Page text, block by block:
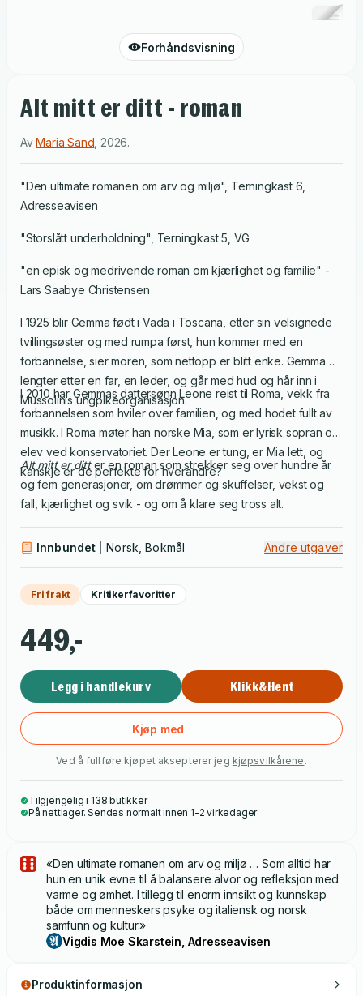
Forhåndsvisning
Alt mitt er ditt - roman
AvMaria Sand 2026.
"Den ultimate romanen om arv og miljø", Terningkast 6,
Adresseavisen
"Storslått underholdning", Terningkast 5, VG
"en episk og medrivende roman om kjærlighet og familie" -
Lars Saabye Christensen
I 1925 blir Gemma født i Vada i Toscana, etter sin velsignede
tvillingsøster og med rumpa først, hun kommer med en
forbannelse, sier moren, som nettopp er blitt enke. Gemma
lengter etter en far, en leder, og går med hud og hår inn i
Mussolinis ungpikeorganisasjon.
I 2010 har Gemmas dattersønn Leone reist til Roma, vekk fra
forbannelsen som hviler over familien, og med hodet fullt av
musikk. I Roma møter han norske Mia, som er lyrisk sopran og
elev ved konservatoriet. Der Leone er tung, er Mia lett, og
kanskje er de perfekte for hverandre?
Alt mitt er ditter en roman som strekker seg over hundre år
og fem generasjoner, om drømmer og skuffelser, vekst og
fall, kjærlighet og svik - og om å klare seg tross alt.
Innbundet Norsk, Bokmål Andre utgaver
Fri frakt Kritikerfavoritter
449,-
Legg i handlekurv Klikk&Hent
Kjøp med
Ved å fullføre kjøpet aksepterer jeg kjøpsvilkårene .
Tilgjengelig i 138 butikker
På nettlager. Sendes normalt innen 1-2 virkedager
«Den ultimate romanen om arv og miljø … Som alltid har
hun en unik evne til å balansere alvor og refleksjon med
varme og ømhet. I tillegg til enorm innsikt og kunnskap
både om menneskers psyke og italiensk og norsk
samfunn og kultur.»
Vigdis Moe Skarstein, Adresseavisen
Produktinformasjon